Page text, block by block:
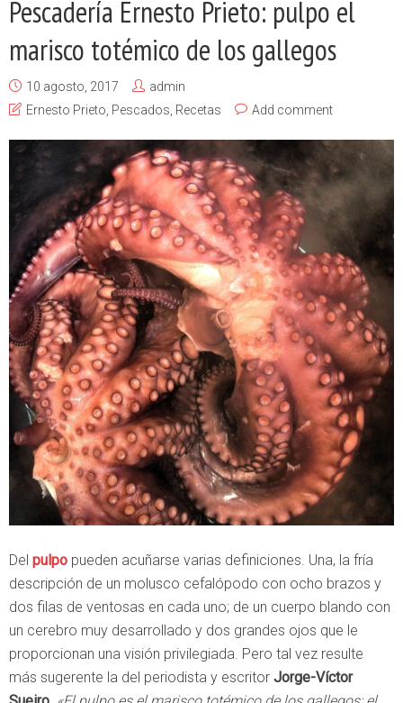
Pescadería Ernesto Prieto: pulpo el
marisco totémico de los gallegos
10 agosto, 2017
admin
Ernesto Prieto Pescados Recetas Add comment
Del pulpo pueden acuñarse varias definiciones. Una, la fría
descripción de un molusco cefalópodo con ocho brazos y
dos filas de ventosas en cada uno; de un cuerpo blando con
un cerebro muy desarrollado y dos grandes ojos que le
proporcionan una visión privilegiada. Pero tal vez resulte
más sugerente la del periodista y escritor Jorge-Víctor